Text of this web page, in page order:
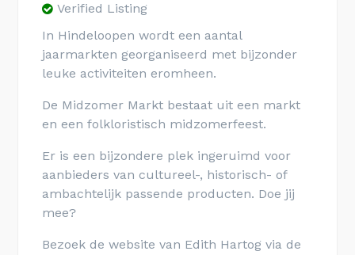
Verified Listing
In Hindeloopen wordt een aantal
jaarmarkten georganiseerd met bijzonder
leuke activiteiten eromheen.
De Midzomer Markt bestaat uit een markt
en een folkloristisch midzomerfeest.
Er is een bijzondere plek ingeruimd voor
aanbieders van cultureel-, historisch- of
ambachtelijk passende producten. Doe jij
mee?
Bezoek de website van Edith Hartog via de